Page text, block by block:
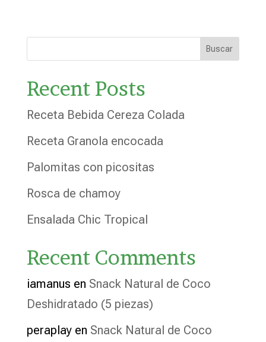
Buscar
Recent Posts
Receta Bebida Cereza Colada
Receta Granola encocada
Palomitas con picositas
Rosca de chamoy
Ensalada Chic Tropical
Recent Comments
iamanus en Snack Natural de Coco
Deshidratado (5 piezas)
peraplayen Snack Natural de Coco